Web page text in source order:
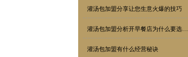
灌汤包加盟分享让您生意火爆的技巧
灌汤包加盟分析开早餐店为什么要选择加盟？
灌汤包加盟有什么经营秘诀